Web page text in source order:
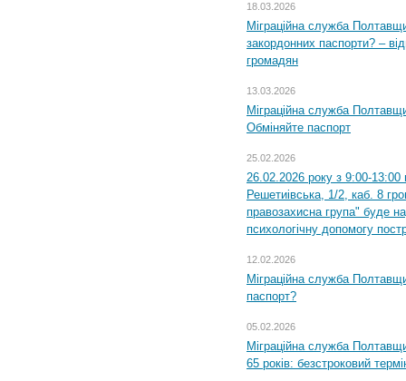
18.03.2026
Міграційна служба
закордонних паспорти? –
громадян
13.03.2026
Міграційна служба
Обміняйте паспорт
25.02.2026
26.02.2026 року з 9:00-
Решетиівська, 1/2, каб. 8
правозахисна група" буде
психологічну допомогу
12.02.2026
Міграційна служба
паспорт?
05.02.2026
Міграційна служба
65 років: безстроковий